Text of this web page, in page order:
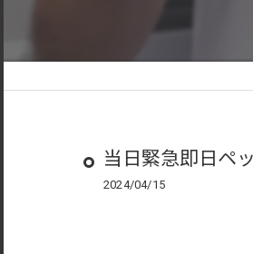
当日緊急即日ペ
2024/04/15